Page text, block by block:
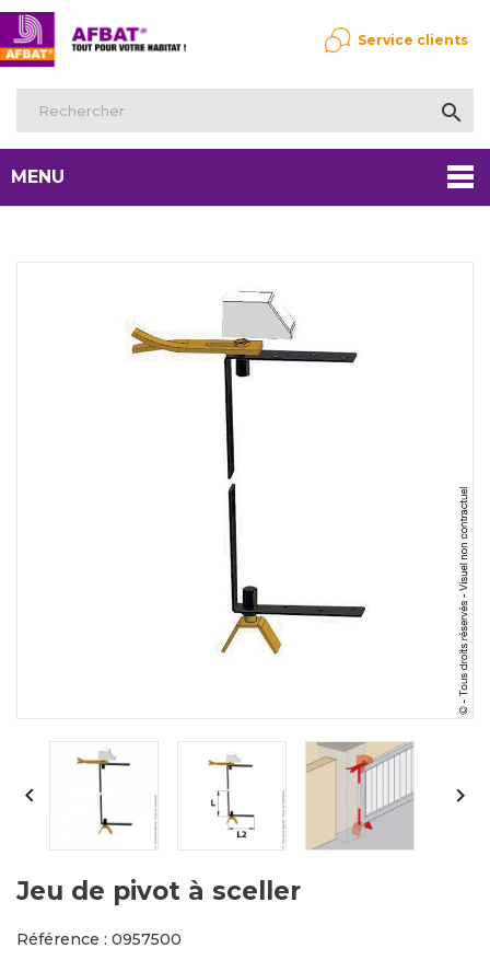

Service clients
MENU
 
Jeu de pivot à sceller
Référence : 0957500